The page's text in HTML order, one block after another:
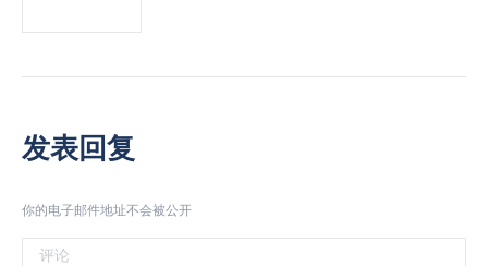
发表回复
你的电子邮件地址不会被公开
评论